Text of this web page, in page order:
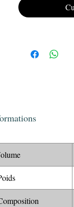
Oferă unghiilor
lungă durată cu